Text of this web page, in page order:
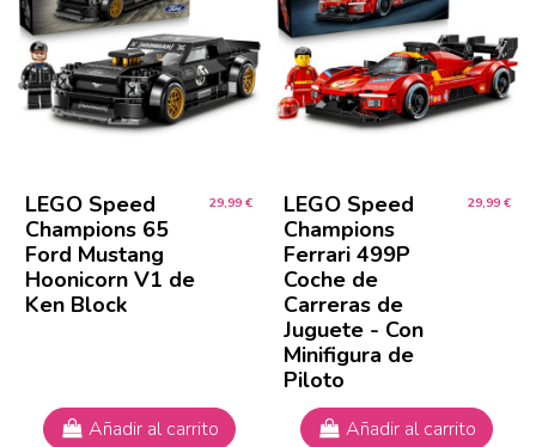
LEGO Speed
Champions 65
Ford Mustang
Hoonicorn V1 de
Ken Block
29,99 €
Añadir al carrito
LEGO Speed
Champions
Ferrari 499P
Coche de
Carreras de
Juguete - Con
Minifigura de
Piloto
29,99 €
Añadir al carrito